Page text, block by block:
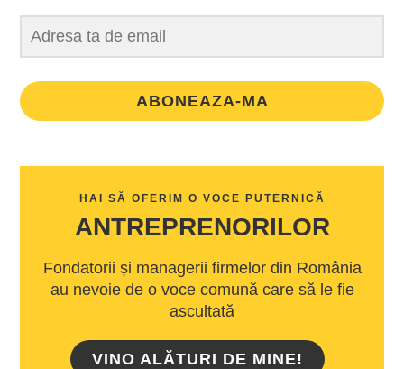
ABONEAZA-MA
HAI SĂ OFERIM O VOCE PUTERNICĂ
ANTREPRENORILOR
Fondatorii și managerii firmelor din România
au nevoie de o voce comună care să le fie
ascultată
VINO ALĂTURI DE MINE!